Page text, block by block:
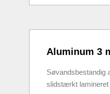
Aluminum 3
Søvandsbestandig
slidstærkt lamineret